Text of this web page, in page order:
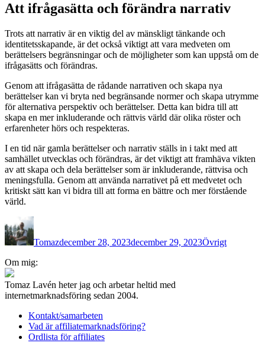
Att ifrågasätta och förändra narrativ
Trots att narrativ är en viktig del av mänskligt tänkande och
identitetsskapande, är det också viktigt att vara medveten om
berättelsers begränsningar och de möjligheter som kan uppstå om de
ifrågasätts och förändras.
Genom att ifrågasätta de rådande narrativen och skapa nya
berättelser kan vi bryta ned begränsande normer och skapa utrymme
för alternativa perspektiv och berättelser. Detta kan bidra till att
skapa en mer inkluderande och rättvis värld där olika röster och
erfarenheter hörs och respekteras.
I en tid när gamla berättelser och narrativ ställs in i takt med att
samhället utvecklas och förändras, är det viktigt att framhäva vikten
av att skapa och dela berättelser som är inkluderande, rättvisa och
meningsfulla. Genom att använda narrativet på ett medvetet och
kritiskt sätt kan vi bidra till att forma en bättre och mer förstående
värld.
Författare
Tomazdecember 28, 2023december 29, 2023Övrigt
Om mig:
Tomaz Lavén heter jag och arbetar heltid med
internetmarknadsföring sedan 2004.
Kontakt/samarbeten
Vad är affiliatemarknadsföring?
Ordlista för affiliates